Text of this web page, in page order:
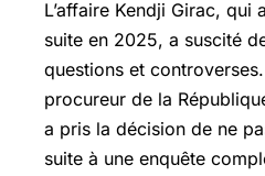
L’affaire Kendji Girac, qui
suite en 2025, a suscité
questions et
procureur de la
a pris la décision de ne
suite à une enquête